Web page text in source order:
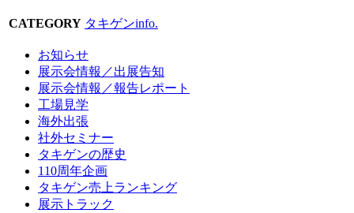
CATEGORY タキゲンinfo.
お知らせ
展示会情報／出展告知
展示会情報／報告レポート
工場見学
海外出張
社外セミナー
タキゲンの歴史
110周年企画
タキゲン売上ランキング
展示トラック